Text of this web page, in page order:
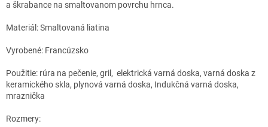
a škrabance na smaltovanom povrchu hrnca.
Materiál: Smaltovaná liatina
Vyrobené: Francúzsko
Použitie: rúra na pečenie, gril, elektrická varná doska, varná doska z
keramického skla, plynová varná doska, Indukčná varná doska,
mraznička
Rozmery: